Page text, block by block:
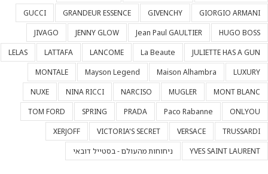
GIORGIO ARMANI
GIVENCHY
GRANDEUR ESSENCE
GUCCI
HUGO BOSS
Jean Paul GAULTIER
JENNY GLOW
JIVAGO
JULIETTE HAS A GUN
La Beaute
LANCOME
LATTAFA
LELAS
LUXURY
Maison Alhambra
Mayson Legend
MONTALE
MONT BLANC
MUGLER
NARCISO
NINA RICCI
NUXE
ONLYOU
Paco Rabanne
PRADA
SPRING
TOM FORD
TRUSSARDI
VERSACE
VICTORIA'S SECRET
XERJOFF
YVES SAINT LAURENT
ניחוחות מהעולם - בסטייל דובאי